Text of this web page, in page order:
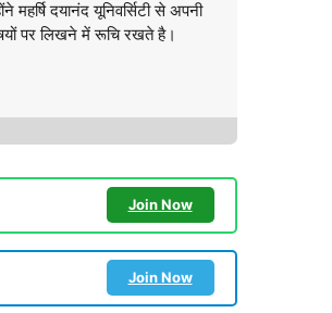
दयानंद यूनिवर्सिटी से अपनी
पर लिखने में रूचि रखते है।
Join Now
Join Now